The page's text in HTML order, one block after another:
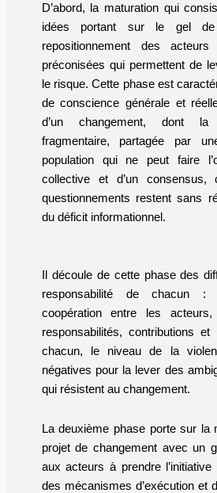
D’abord, la maturation qui
idées portant sur le gel
repositionnement des
préconisées qui permettent de
le risque. Cette phase est
de conscience générale et
d’un changement, dont la
fragmentaire, partagée par
population qui ne peut faire
collective et d’un consensus,
questionnements restent sans
du déficit informationnel.
Il découle de cette phase des
responsabilité de chacun :
coopération entre les
responsabilités, contributions
chacun, le niveau de la
négatives pour la lever des
qui résistent au changement.
La deuxième phase porte sur
projet de changement avec un
aux acteurs à prendre
des mécanismes d’exécution et